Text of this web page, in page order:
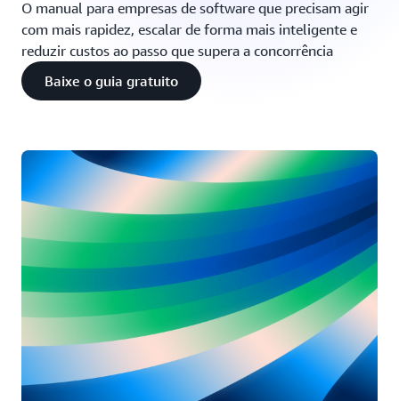
O manual para empresas de software que precisam agir
com mais rapidez, escalar de forma mais inteligente e
reduzir custos ao passo que supera a concorrência
Baixe o guia gratuito